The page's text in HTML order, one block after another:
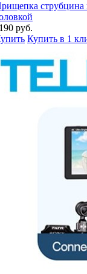
струбцина
руб.
Купить в 1